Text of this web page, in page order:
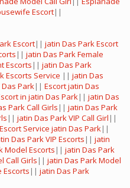
Escort||
Escort|| jatin Das Park Escort
|| jatin Das Park Female
Escorts || jatin Das Park
Escorts Service || jatin Das
Park|| Escort jatin Das
in jatin Das Park|| jatin Das
Park Call Girls || jatin Das Park
|| jatin Das Park VIP Call Girl ||
Escort Service jatin Das Park||
Das Park VIP Escorts || jatin
Model Escorts || jatin Das Park
Call Girls || jatin Das Park Model
Escorts || jatin Das Park